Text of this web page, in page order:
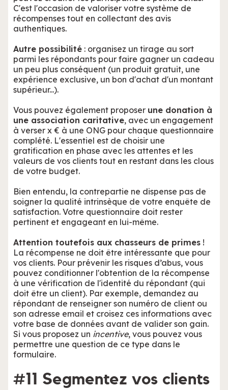
C'est l'occasion de valoriser votre système de
récompenses tout en collectant des avis
authentiques.
Autre possibilité : organisez un tirage au sort
parmi les répondants pour faire gagner un cadeau
un peu plus conséquent (un produit gratuit, une
expérience exclusive, un bon d'achat d'un montant
supérieur...).
Vous pouvez également proposer une donation à
une association caritative, avec un engagement
à verser x € à une ONG pour chaque questionnaire
complété. L'essentiel est de choisir une
gratification en phase avec les attentes et les
valeurs de vos clients tout en restant dans les clous
de votre budget.
Bien entendu, la contrepartie ne dispense pas de
soigner la qualité intrinsèque de votre enquête de
satisfaction. Votre questionnaire doit rester
pertinent et engageant en lui-même.
Attention toutefois aux chasseurs de primes !
La récompense ne doit être intéressante que pour
vos clients. Pour prévenir les risques d’abus, vous
pouvez conditionner l'obtention de la récompense
à une vérification de l'identité du répondant (qui
doit être un client). Par exemple, demandez au
répondant de renseigner son numéro de client ou
son adresse email et croisez ces informations avec
votre base de données avant de valider son gain.
Si vous proposez un incentive, vous pouvez vous
permettre une question de ce type dans le
formulaire.
#11 Segmentez vos clients